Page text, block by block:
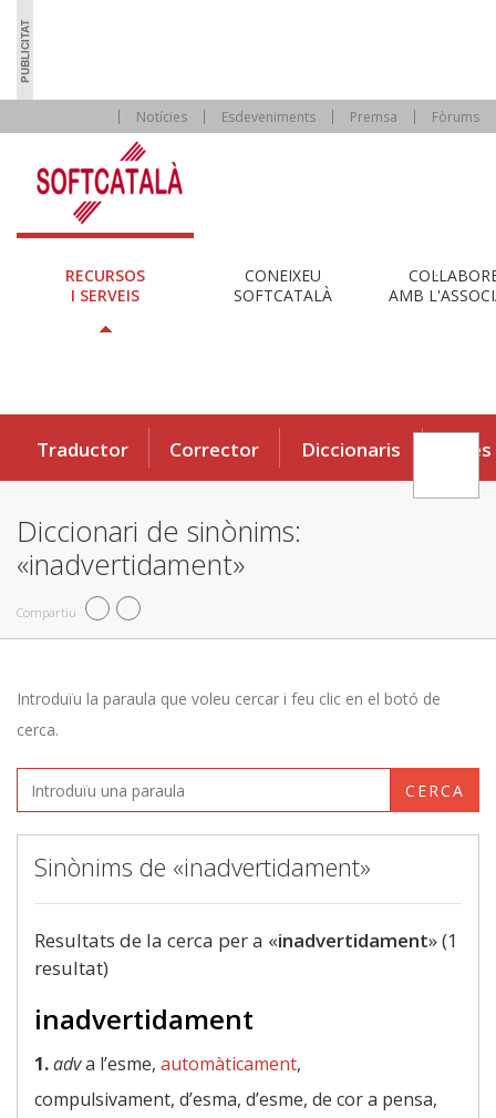
Notícies Esdeveniments Premsa Fòrums
RECURSOS
I SERVEIS
CONEIXEU
SOFTCATALÀ
AMB
Traductor Corrector Diccionaris Eines
Diccionari de sinònims:
«inadvertidament»
Compartiu
Introduïu la paraula que voleu cercar i feu clic en el botó de
cerca.
CERCA
Sinònims de «inadvertidament»
Resultats de la cerca per a «inadvertidament» (1
resultat)
inadvertidament
1.adva l’esme, automàticament,
compulsivament, d’esma, d’esme, de cor a pensa,